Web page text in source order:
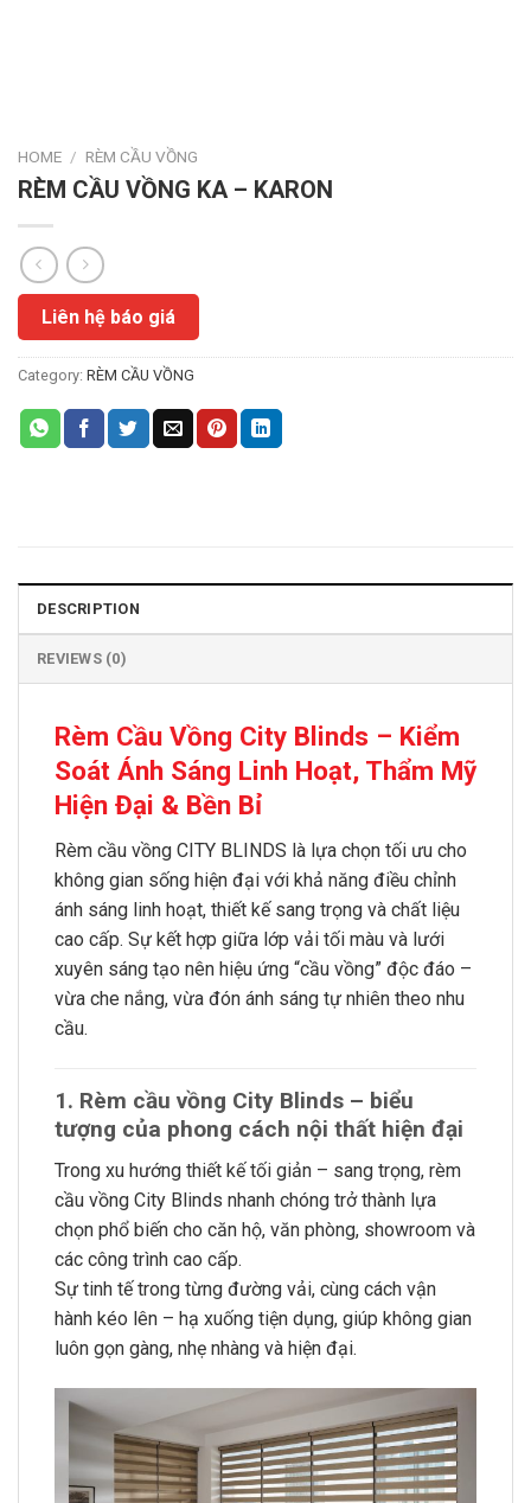
HOME / RÈM CẦU VỒNG
RÈM CẦU VỒNG KA – KARON
Liên hệ báo giá
Category: RÈM CẦU VỒNG
DESCRIPTION
REVIEWS (0)
Rèm Cầu Vồng City Blinds – Kiểm
Soát Ánh Sáng Linh Hoạt, Thẩm Mỹ
Hiện Đại & Bền Bỉ
Rèm cầu vồng CITY BLINDS là lựa chọn tối ưu cho
không gian sống hiện đại với khả năng điều chỉnh
ánh sáng linh hoạt, thiết kế sang trọng và chất liệu
cao cấp. Sự kết hợp giữa lớp vải tối màu và lưới
xuyên sáng tạo nên hiệu ứng “cầu vồng” độc đáo –
vừa che nắng, vừa đón ánh sáng tự nhiên theo nhu
cầu.
1. Rèm cầu vồng City Blinds – biểu
tượng của phong cách nội thất hiện đại
Trong xu hướng thiết kế tối giản – sang trọng, rèm
cầu vồng City Blinds nhanh chóng trở thành lựa
chọn phổ biến cho căn hộ, văn phòng, showroom và
các công trình cao cấp.
Sự tinh tế trong từng đường vải, cùng cách vận
hành kéo lên – hạ xuống tiện dụng, giúp không gian
luôn gọn gàng, nhẹ nhàng và hiện đại.